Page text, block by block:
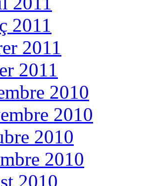
2011
2011
2011
2010
2010
2010
2010
2010